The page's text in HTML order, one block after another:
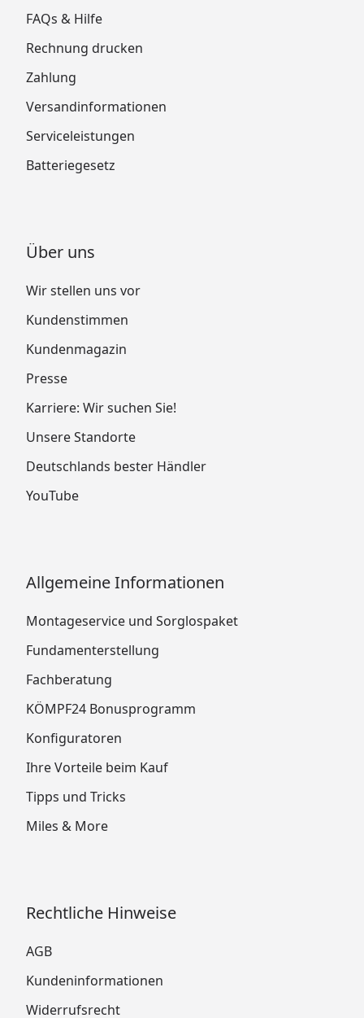
FAQs & Hilfe
Rechnung drucken
Zahlung
Versandinformationen
Serviceleistungen
Batteriegesetz
Über uns
Wir stellen uns vor
Kundenstimmen
Kundenmagazin
Presse
Karriere: Wir suchen Sie!
Unsere Standorte
Deutschlands bester Händler
YouTube
Allgemeine Informationen
Montageservice und Sorglospaket
Fundamenterstellung
Fachberatung
KÖMPF24 Bonusprogramm
Konfiguratoren
Ihre Vorteile beim Kauf
Tipps und Tricks
Miles & More
Rechtliche Hinweise
AGB
Kundeninformationen
Widerrufsrecht